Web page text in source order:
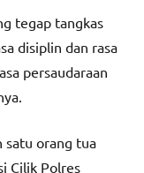
tegap tangkas
disiplin dan rasa
persaudaraan
satu orang tua
Cilik Polres